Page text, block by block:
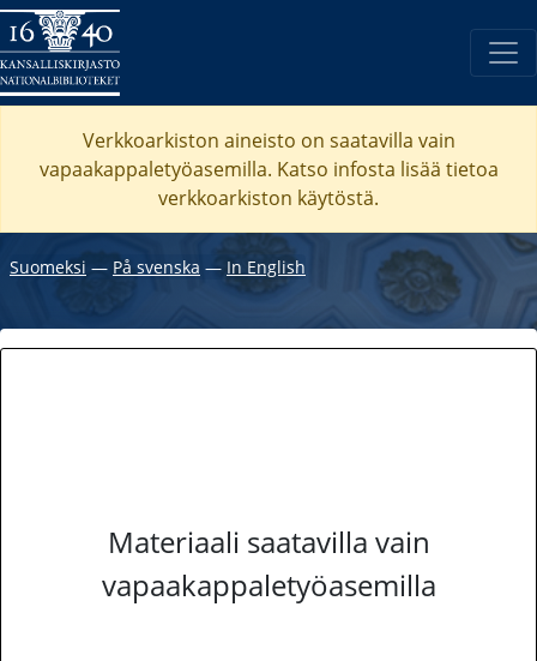
Verkkoarkiston aineisto on saatavilla vain
vapaakappaletyöasemilla. Katso infosta lisää tietoa
verkkoarkiston käytöstä.
Suomeksi ― På svenska ― In English
Materiaali saatavilla vain
vapaakappaletyöasemilla